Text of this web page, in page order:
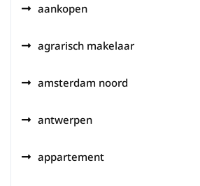
aankopen
agrarisch makelaar
amsterdam noord
antwerpen
appartement